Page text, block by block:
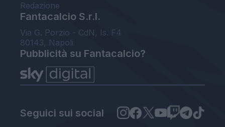
Redazione
Fantacalcio S.r.l.
Via G. Porzio - CdN, Is. F4
80143, Napoli
Pubblicità su Fantacalcio?
Seguici sui social